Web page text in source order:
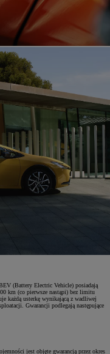
(Battery Electric Vehicle) posiadają
km (co pierwsze nastąpi) bez limitu
każdą usterkę wynikającą z wadliwej
Gwarancji podlegają następujące
jest objęte gwarancją przez okres